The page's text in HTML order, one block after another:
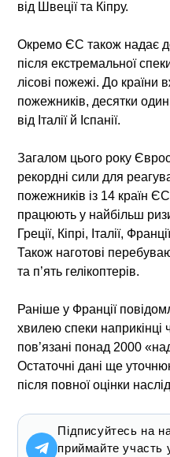
від Швеції та Кіпру.
Окремо ЄС також надає
після екстремальної
лісові пожежі. До країни
пожежників, десятки
від Італії й Іспанії.
Загалом цього року
рекордні сили для
пожежників із 14 країн
працюють у найбільш
Греції, Кіпрі, Італії,
Також наготові
та п’ять гелікоптерів.
Раніше у Франції
хвилею спеки наприкінці
пов’язані понад 2000
Остаточні дані ще
після повної оцінки
Підписуйтесь на
приймайте участь